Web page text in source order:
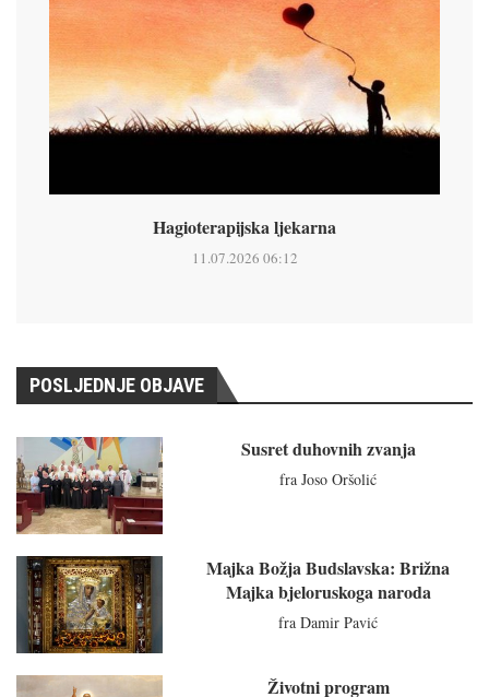
Hagioterapijska ljekarna
11.07.2026 06:12
POSLJEDNJE OBJAVE
Susret duhovnih zvanja
fra Joso Oršolić
Majka Božja Budslavska: Brižna
Majka bjeloruskoga naroda
fra Damir Pavić
Životni program